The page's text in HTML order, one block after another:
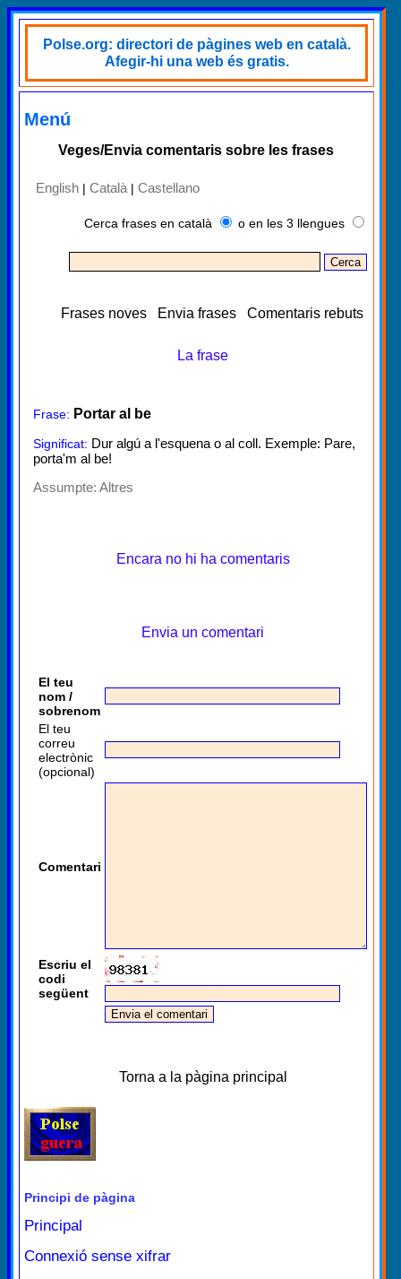
Polse.org: directori de pàgines web en català.
Afegir-hi una web és gratis.
Menú
Veges/Envia comentaris sobre les frases
English | Català | Castellano
Cerca frases en català o en les 3 llengues
Frases noves Envia frases Comentaris rebuts
La frase
Frase: Portar al be
Significat: Dur algú a l'esquena o al coll. Exemple: Pare,
porta'm al be!
Assumpte: Altres
Encara no hi ha comentaris
Envia un comentari
El teu
nom /
sobrenom
El teu
correu
electrònic
(opcional)
Comentari
Escriu el
codi
següent
Torna a la pàgina principal
Principi de pàgina
Principal
Connexió sense xifrar